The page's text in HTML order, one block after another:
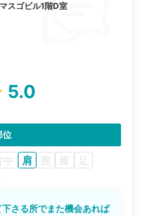
スゴビル1階D室
5.0
位
中 肩 腕 膝 足
さる所でまた機会あれば